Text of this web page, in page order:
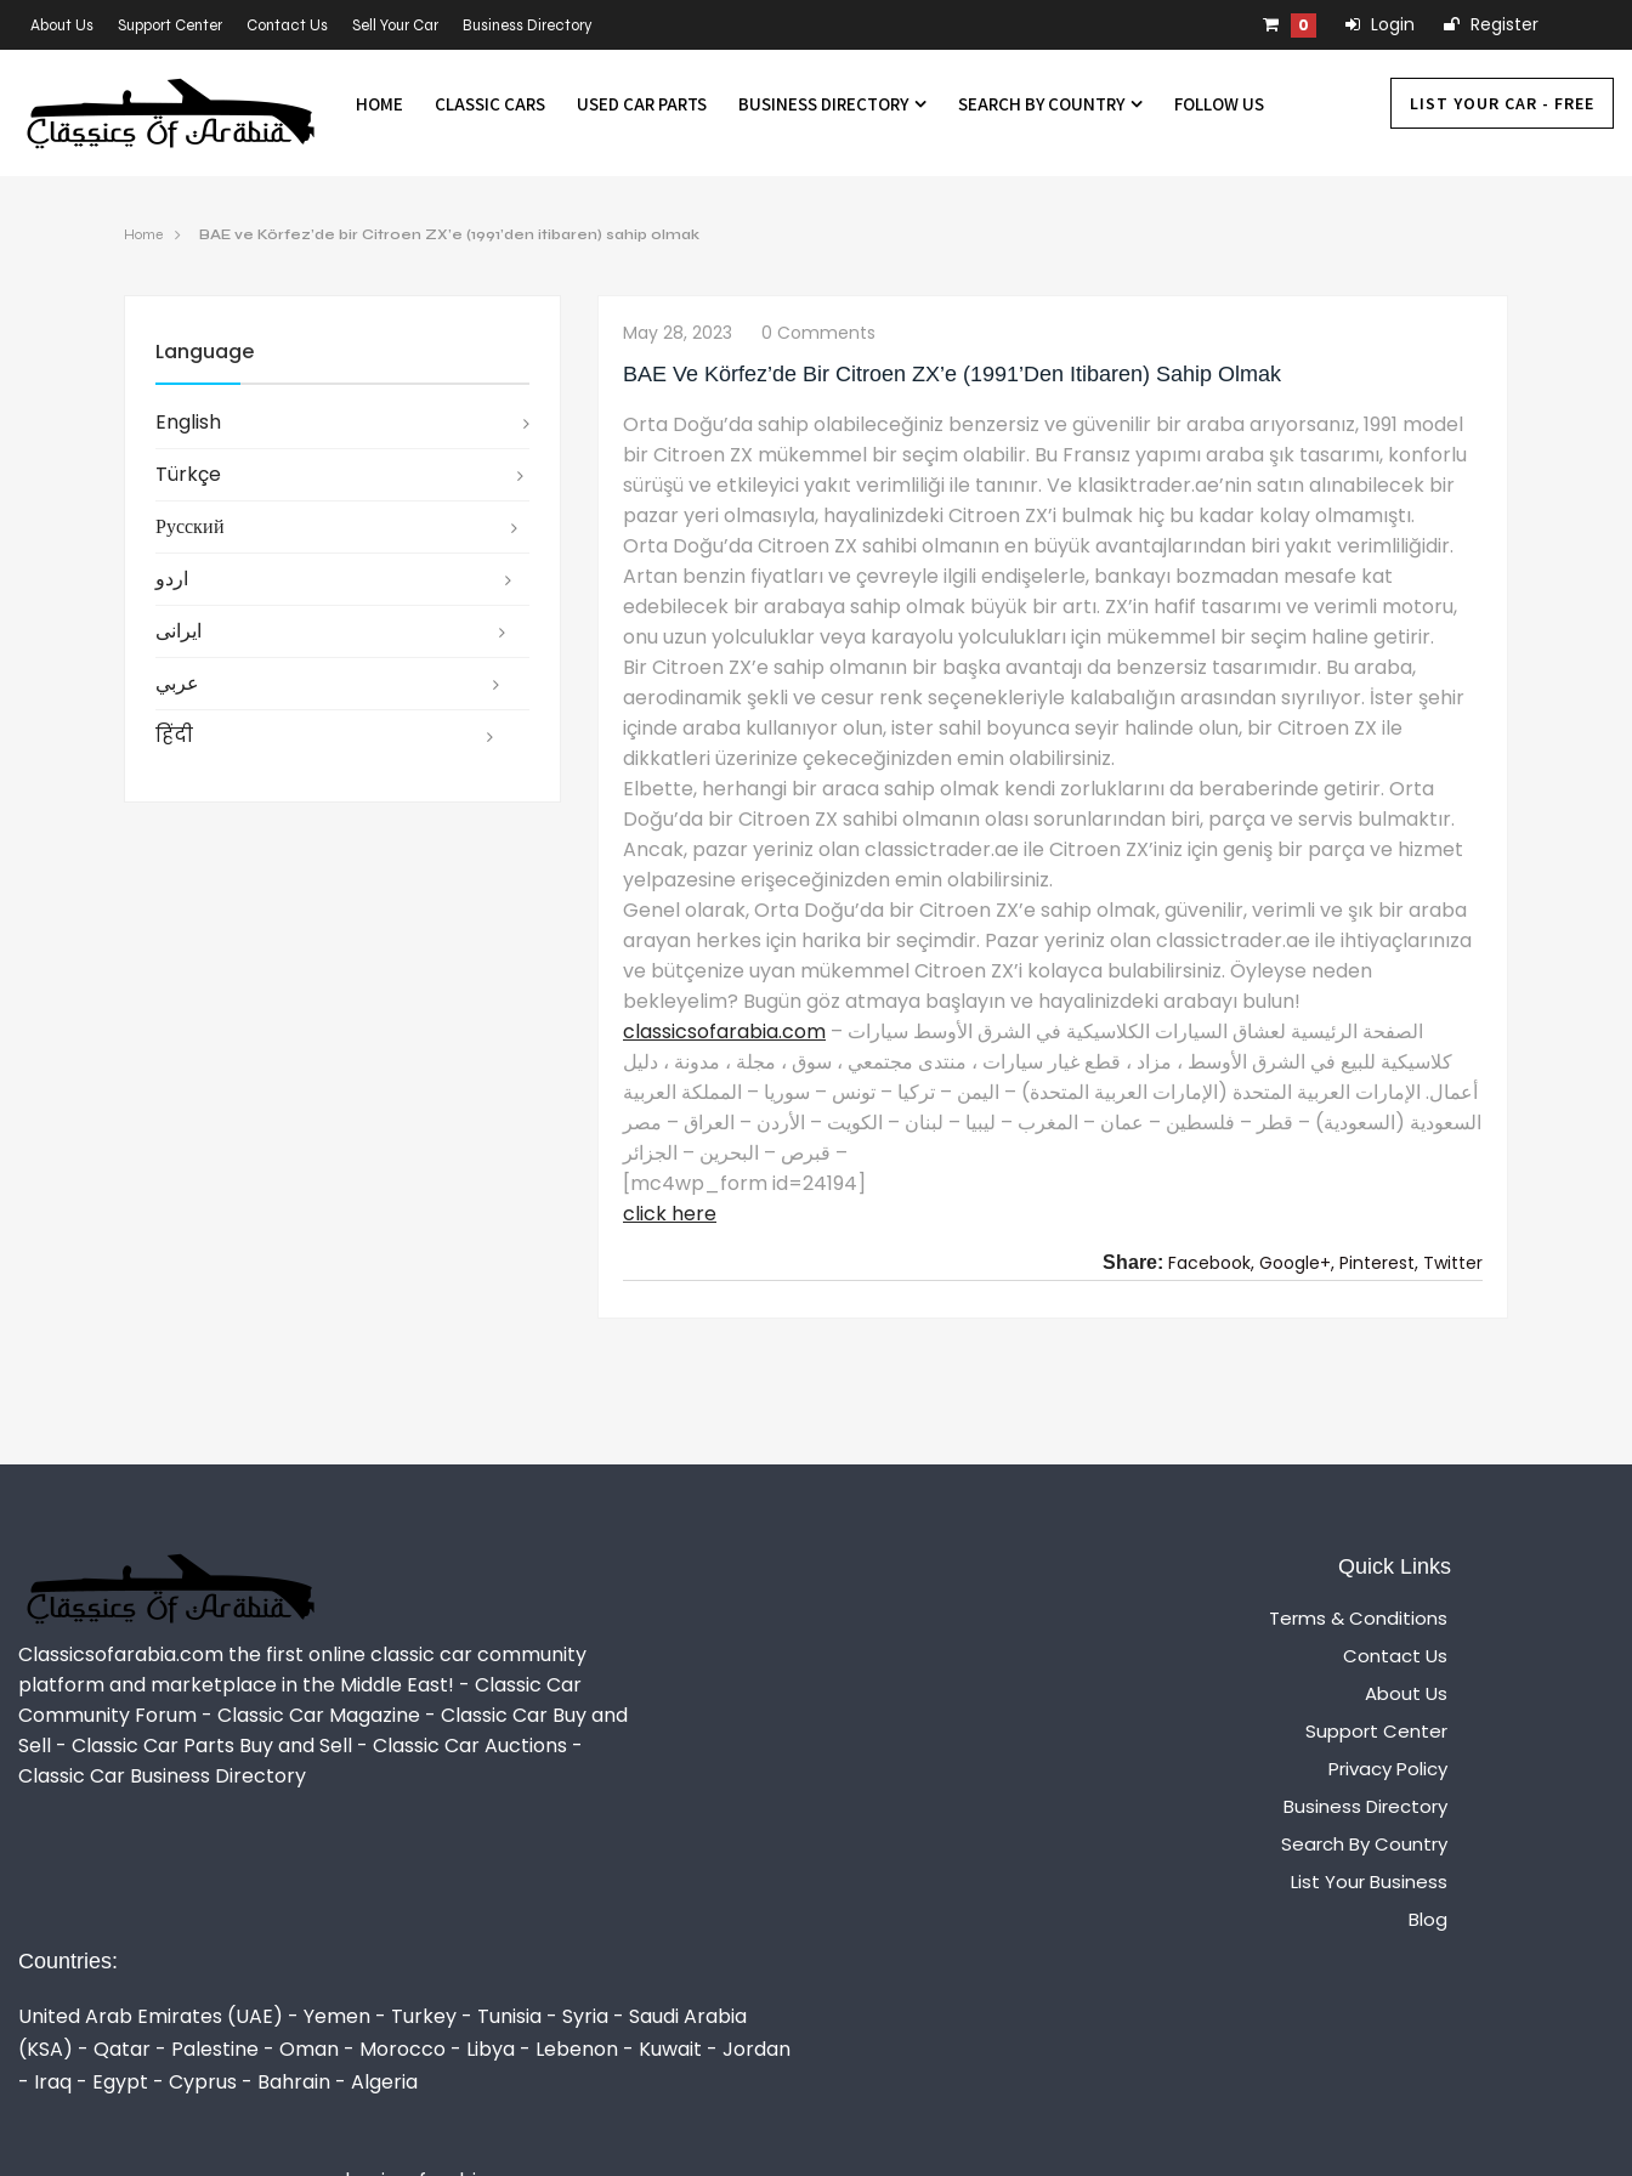
About Us Support Center Contact Us Sell Your Car Business Directory 0 Login Register
HOME CLASSIC CARS USED CAR PARTS BUSINESS DIRECTORY SEARCH BY COUNTRY FOLLOW US LIST YOUR CAR - FREE
Home BAE ve Körfez’de bir Citroen ZX’e (1991’den itibaren) sahip olmak
Language
English
Türkçe
Русский
اردو
ایرانی
عربي
हिंदी
May 28, 2023
0 Comments
BAE Ve Körfez’de Bir Citroen ZX’e (1991’den Itibaren) Sahip Olmak
Orta Doğu’da sahip olabileceğiniz benzersiz ve güvenilir bir araba arıyorsanız, 1991 model
bir Citroen ZX mükemmel bir seçim olabilir. Bu Fransız yapımı araba şık tasarımı, konforlu
sürüşü ve etkileyici yakıt verimliliği ile tanınır. Ve klasiktrader.ae’nin satın alınabilecek bir
pazar yeri olmasıyla, hayalinizdeki Citroen ZX’i bulmak hiç bu kadar kolay olmamıştı.
Orta Doğu’da Citroen ZX sahibi olmanın en büyük avantajlarından biri yakıt verimliliğidir.
Artan benzin fiyatları ve çevreyle ilgili endişelerle, bankayı bozmadan mesafe kat
edebilecek bir arabaya sahip olmak büyük bir artı. ZX’in hafif tasarımı ve verimli motoru,
onu uzun yolculuklar veya karayolu yolculukları için mükemmel bir seçim haline getirir.
Bir Citroen ZX’e sahip olmanın bir başka avantajı da benzersiz tasarımıdır. Bu araba,
aerodinamik şekli ve cesur renk seçenekleriyle kalabalığın arasından sıyrılıyor. İster şehir
içinde araba kullanıyor olun, ister sahil boyunca seyir halinde olun, bir Citroen ZX ile
dikkatleri üzerinize çekeceğinizden emin olabilirsiniz.
Elbette, herhangi bir araca sahip olmak kendi zorluklarını da beraberinde getirir. Orta
Doğu’da bir Citroen ZX sahibi olmanın olası sorunlarından biri, parça ve servis bulmaktır.
Ancak, pazar yeriniz olan classictrader.ae ile Citroen ZX’iniz için geniş bir parça ve hizmet
yelpazesine erişeceğinizden emin olabilirsiniz.
Genel olarak, Orta Doğu’da bir Citroen ZX’e sahip olmak, güvenilir, verimli ve şık bir araba
arayan herkes için harika bir seçimdir. Pazar yeriniz olan classictrader.ae ile ihtiyaçlarınıza
ve bütçenize uyan mükemmel Citroen ZX’i kolayca bulabilirsiniz. Öyleyse neden
bekleyelim? Bugün göz atmaya başlayın ve hayalinizdeki arabayı bulun!
classicsofarabia.com – الصفحة الرئيسية لعشاق السيارات الكلاسيكية في الشرق الأوسط سيارات
كلاسيكية للبيع في الشرق الأوسط ، مزاد ، قطع غيار سيارات ، منتدى مجتمعي ، سوق ، مجلة ، مدونة ، دليل
أعمال. الإمارات العربية المتحدة (الإمارات العربية المتحدة) – اليمن – تركيا – تونس – سوريا – المملكة العربية
السعودية (السعودية) – قطر – فلسطين – عمان – المغرب – ليبيا – لبنان – الكويت – الأردن – العراق – مصر
– قبرص – البحرين – الجزائر
[mc4wp_form id=24194]
click here
Share: Facebook, Google+, Pinterest, Twitter
Classicsofarabia.com the first online classic car community
platform and marketplace in the Middle East! - Classic Car
Community Forum - Classic Car Magazine - Classic Car Buy and
Sell - Classic Car Parts Buy and Sell - Classic Car Auctions -
Classic Car Business Directory
Quick Links
Terms & Conditions
Contact Us
About Us
Support Center
Privacy Policy
Business Directory
Search By Country
List Your Business
Blog
Countries:
United Arab Emirates (UAE) - Yemen - Turkey - Tunisia - Syria - Saudi Arabia
(KSA) - Qatar - Palestine - Oman - Morocco - Libya - Lebenon - Kuwait - Jordan
- Iraq - Egypt - Cyprus - Bahrain - Algeria